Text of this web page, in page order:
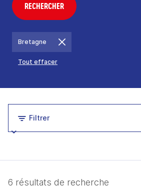
RECHERCHER
Bretagne
Tout effacer
Filtrer
6 résultats de recherche